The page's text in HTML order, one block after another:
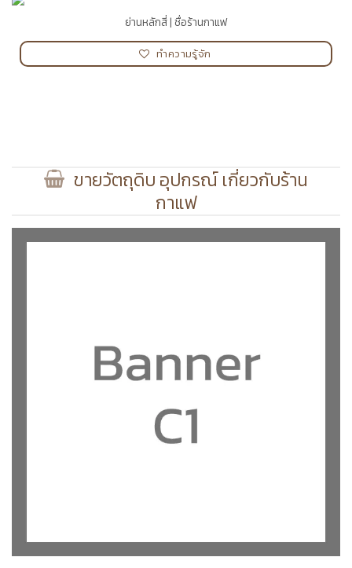
ย่านหลักสี่ | ชื่อร้านกาแฟ
ทำความรู้จัก
ขายวัตถุดิบ อุปกรณ์ เกี่ยวกับร้าน
กาแฟ